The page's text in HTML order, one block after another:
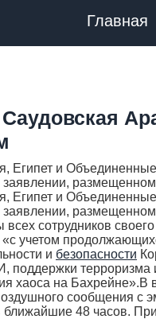
Главная
Египет и
Египет и
сотрудников
учетом
и безопасности
поддержки
хаоса на
сообщения с
ближайшие 48 часов.